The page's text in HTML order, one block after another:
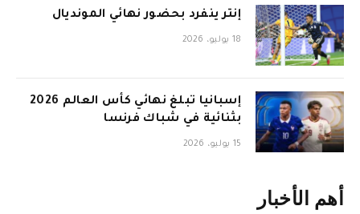
إنتر ينفرد بحضور نهائي المونديال
18 يوليو، 2026
إسبانيا تبلغ نهائي كأس العالم 2026
بثنائية في شباك فرنسا
15 يوليو، 2026
أهم الأخبار